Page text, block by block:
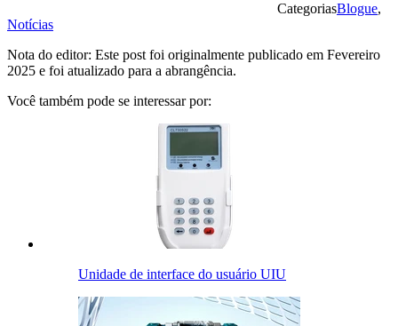
CategoriasBlogue,
Notícias
Nota do editor: Este post foi originalmente publicado em Fevereiro
2025 e foi atualizado para a abrangência.
Você também pode se interessar por:
Unidade de interface do usuário UIU